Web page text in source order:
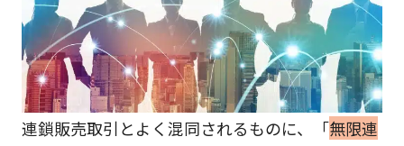
連鎖販売取引とよく混同されるものに、「無限連